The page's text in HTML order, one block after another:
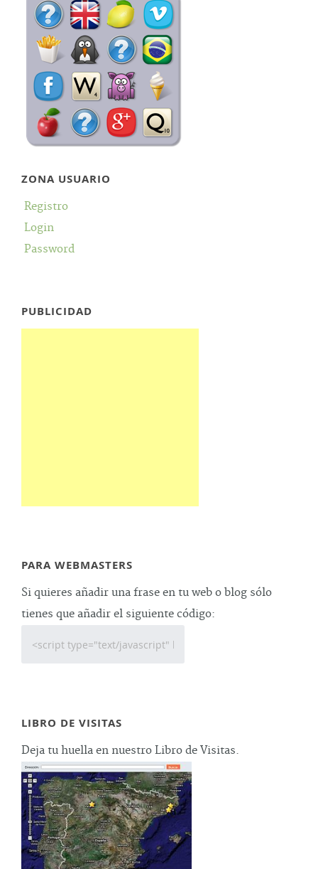
ZONA USUARIO
Registro
Login
Password
PUBLICIDAD
PARA WEBMASTERS
Si quieres añadir una frase en tu web o blog sólo
tienes que añadir el siguiente código:
LIBRO DE VISITAS
Deja tu huella en nuestro Libro de Visitas.